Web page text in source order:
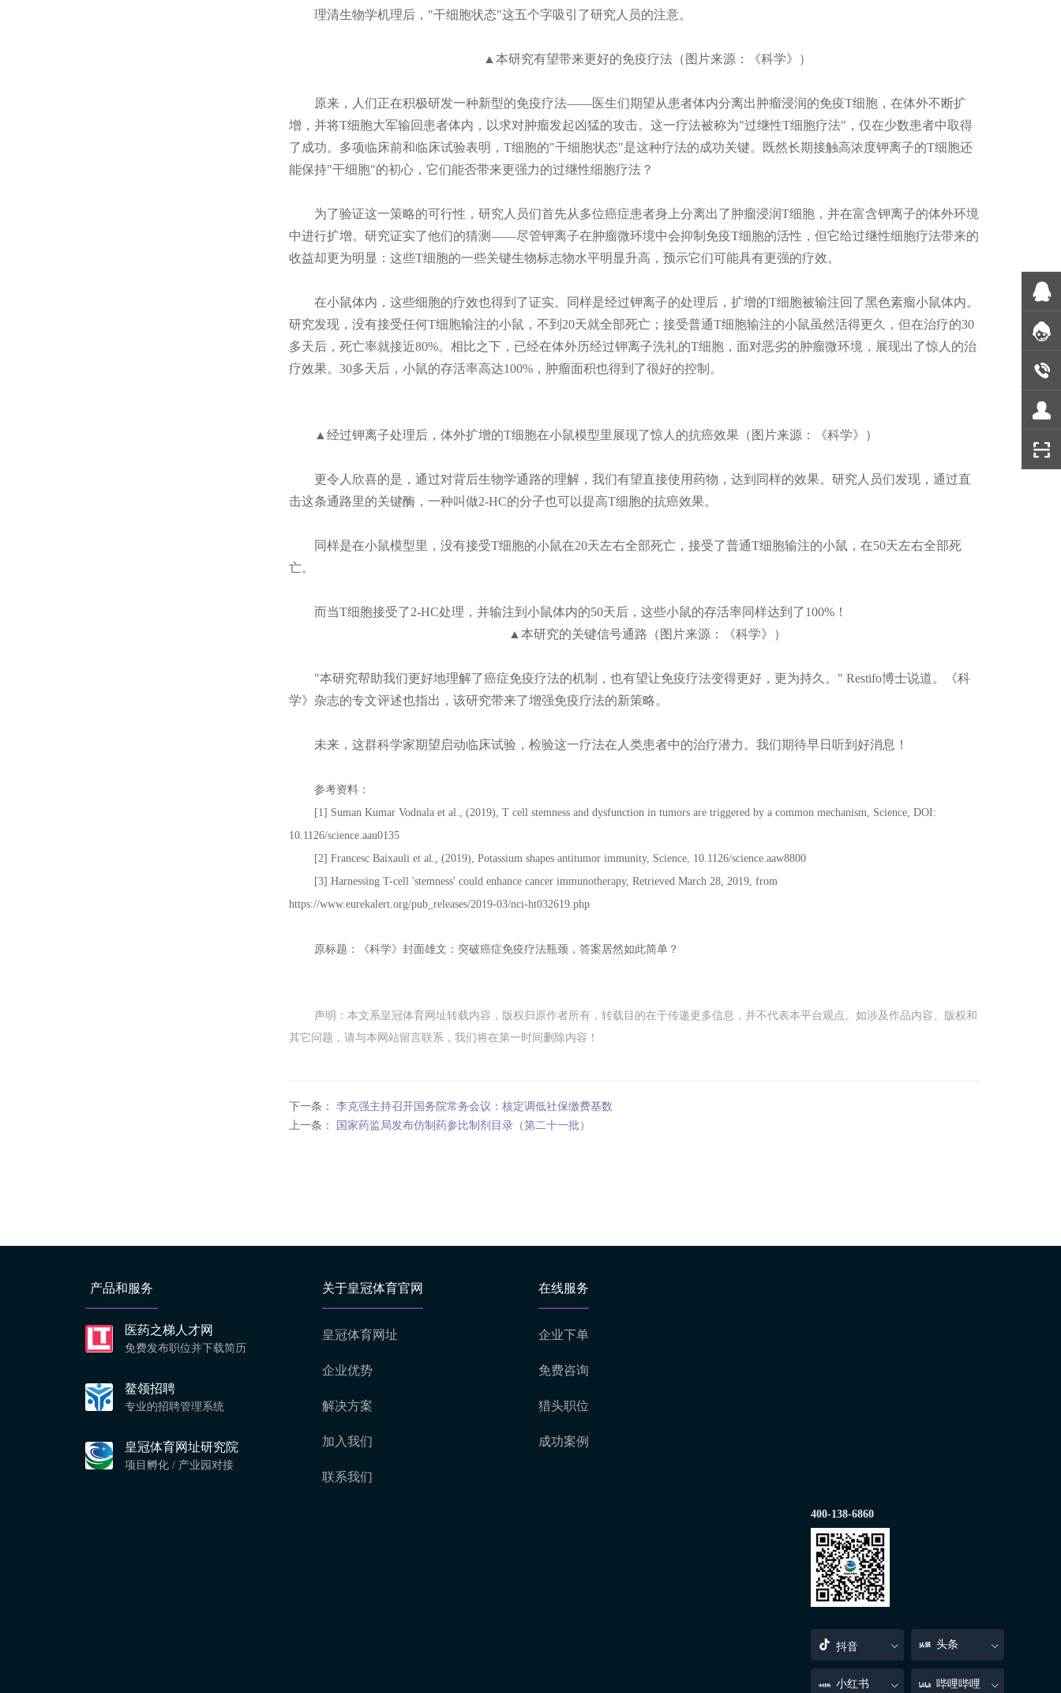
理清生物学机理后，"干细胞状态"这五个字吸引了研究人员的注意。
▲本研究有望带来更好的免疫疗法（图片来源：《科学》）
原来，人们正在积极研发一种新型的免疫疗法——医生们期望从患者体内分离出肿瘤浸润的免疫T细胞，在体外不断扩
增，并将T细胞大军输回患者体内，以求对肿瘤发起凶猛的攻击。这一疗法被称为"过继性T细胞疗法"，仅在少数患者中取得
了成功。多项临床前和临床试验表明，T细胞的"干细胞状态"是这种疗法的成功关键。既然长期接触高浓度钾离子的T细胞还
能保持"干细胞"的初心，它们能否带来更强力的过继性细胞疗法？
为了验证这一策略的可行性，研究人员们首先从多位癌症患者身上分离出了肿瘤浸润T细胞，并在富含钾离子的体外环境
中进行扩增。研究证实了他们的猜测——尽管钾离子在肿瘤微环境中会抑制免疫T细胞的活性，但它给过继性细胞疗法带来的
收益却更为明显：这些T细胞的一些关键生物标志物水平明显升高，预示它们可能具有更强的疗效。
在小鼠体内，这些细胞的疗效也得到了证实。同样是经过钾离子的处理后，扩增的T细胞被输注回了黑色素瘤小鼠体内。
研究发现，没有接受任何T细胞输注的小鼠，不到20天就全部死亡；接受普通T细胞输注的小鼠虽然活得更久，但在治疗的30
多天后，死亡率就接近80%。相比之下，已经在体外历经过钾离子洗礼的T细胞，面对恶劣的肿瘤微环境，展现出了惊人的治
疗效果。30多天后，小鼠的存活率高达100%，肿瘤面积也得到了很好的控制。
▲经过钾离子处理后，体外扩增的T细胞在小鼠模型里展现了惊人的抗癌效果（图片来源：《科学》）
更令人欣喜的是，通过对背后生物学通路的理解，我们有望直接使用药物，达到同样的效果。研究人员们发现，通过直
击这条通路里的关键酶，一种叫做2-HC的分子也可以提高T细胞的抗癌效果。
同样是在小鼠模型里，没有接受T细胞的小鼠在20天左右全部死亡，接受了普通T细胞输注的小鼠，在50天左右全部死
亡。
而当T细胞接受了2-HC处理，并输注到小鼠体内的50天后，这些小鼠的存活率同样达到了100%！
▲本研究的关键信号通路（图片来源：《科学》）
"本研究帮助我们更好地理解了癌症免疫疗法的机制，也有望让免疫疗法变得更好，更为持久。" Restifo博士说道。《科
学》杂志的专文评述也指出，该研究带来了增强免疫疗法的新策略。
未来，这群科学家期望启动临床试验，检验这一疗法在人类患者中的治疗潜力。我们期待早日听到好消息！
参考资料：
[1] Suman Kumar Vodnala et al., (2019), T cell stemness and dysfunction in tumors are triggered by a common mechanism, Science, DOI:
10.1126/science.aau0135
[2] Francesc Baixauli et al., (2019), Potassium shapes antitumor immunity, Science, 10.1126/science.aaw8800
[3] Harnessing T-cell 'stemness' could enhance cancer immunotherapy, Retrieved March 28, 2019, from
https://www.eurekalert.org/pub_releases/2019-03/nci-ht032619.php
原标题：《科学》封面雄文：突破癌症免疫疗法瓶颈，答案居然如此简单？
声明：本文系皇冠体育网址转载内容，版权归原作者所有，转载目的在于传递更多信息，并不代表本平台观点。如涉及作品内容、版权和
其它问题，请与本网站留言联系，我们将在第一时间删除内容！
下一条： 李克强主持召开国务院常务会议：核定调低社保缴费基数
上一条：
国家药监局发布仿制药参比制剂目录（第二十一批）
产品和服务
医药之梯人才网
免费发布职位并下载简历
鳌领招聘
专业的招聘管理系统
皇冠体育网址研究院
项目孵化 / 产业园对接
关于皇冠体育官网
皇冠体育网址
企业优势
解决方案
加入我们
联系我们
在线服务
企业下单
免费咨询
猎头职位
成功案例
400-138-6860
抖音 头条
小红书 哔哩哔哩